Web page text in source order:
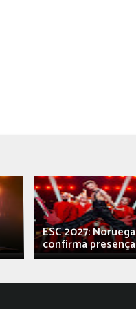
ESC 2027: Noruega
confirma presença